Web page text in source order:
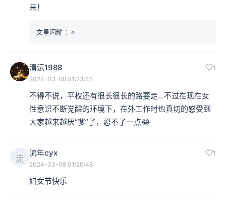
来！
文星闪耀 ：✊
清沄1988 1
2024-03-08 01:23:45
不得不说，平权还有很长很长的路要走…不过在现在女
性意识不断觉醒的环境下，在外工作时也真切的感受到
大家越来越厌“爹”了，忍不了一点😂
流
流年cyx 1
2024-03-08 01:20:48
妇女节快乐